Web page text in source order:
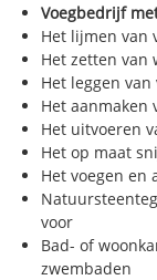
Voegbedrijf
Het lijmen van
Het zetten van
Het leggen
Het aanmaken
Het uitvoeren
Het op maat
Het voegen en
voor
Bad- of
zwembaden